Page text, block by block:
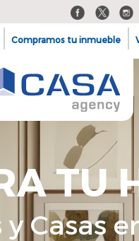
Compramos tu inmueble
TU
y Casas